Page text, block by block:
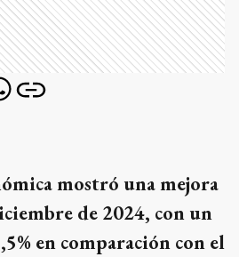
mostró una mejora
de 2024, con un
en comparación con el